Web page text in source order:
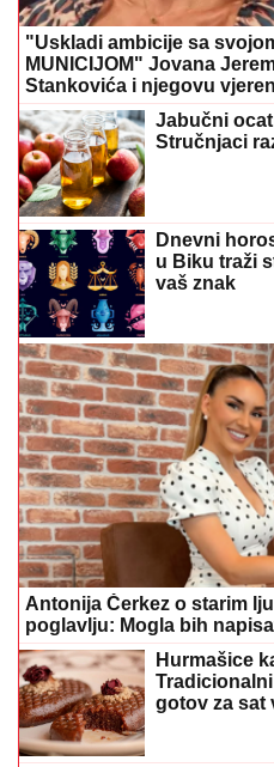
"Uskladi ambicije sa
MUNICIJOM" Jovana
Stankovića i njegovu
Jabučni
Stručnjaci
Dnevni
u Biku traži
vaš znak
Antonija Čerkez o starim
poglavlju: Mogla bih
Hurmašice
gotov za sat